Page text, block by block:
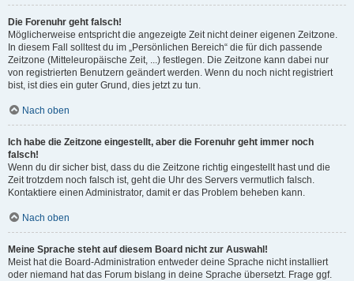
Die Forenuhr geht falsch!
Möglicherweise entspricht die angezeigte Zeit nicht deiner eigenen Zeitzone.
In diesem Fall solltest du im „Persönlichen Bereich“ die für dich passende
Zeitzone (Mitteleuropäische Zeit, ...) festlegen. Die Zeitzone kann dabei nur
von registrierten Benutzern geändert werden. Wenn du noch nicht registriert
bist, ist dies ein guter Grund, dies jetzt zu tun.
Nach oben
Ich habe die Zeitzone eingestellt, aber die Forenuhr geht immer noch
falsch!
Wenn du dir sicher bist, dass du die Zeitzone richtig eingestellt hast und die
Zeit trotzdem noch falsch ist, geht die Uhr des Servers vermutlich falsch.
Kontaktiere einen Administrator, damit er das Problem beheben kann.
Nach oben
Meine Sprache steht auf diesem Board nicht zur Auswahl!
Meist hat die Board-Administration entweder deine Sprache nicht installiert
oder niemand hat das Forum bislang in deine Sprache übersetzt. Frage ggf.